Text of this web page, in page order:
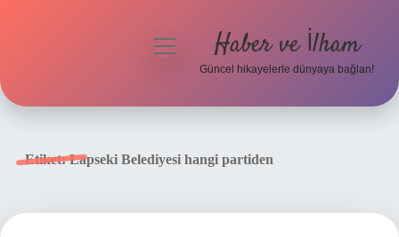
menüyü
Haber ve İlham
Güncel hikayelerle dünyaya bağlan!
Etiket:Lapseki Belediyesi hangi partiden